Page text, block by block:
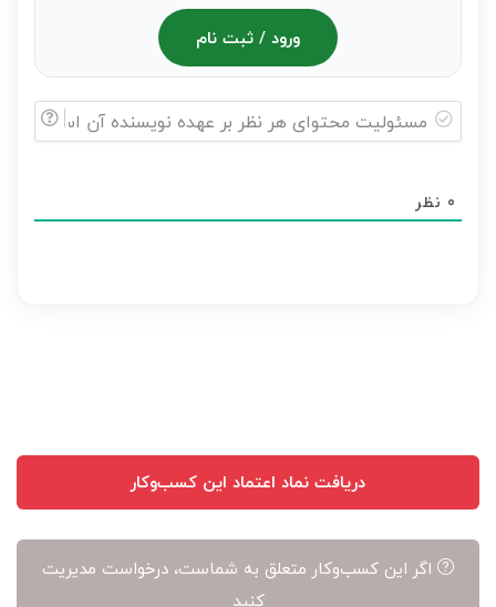
ورود / ثبت نام
هر
0 نظر
دریافت نماد اعتماد این کسب‌وکار
اگر این کسب‌وکار متعلق به شماست، درخواست مدیریت
کنید